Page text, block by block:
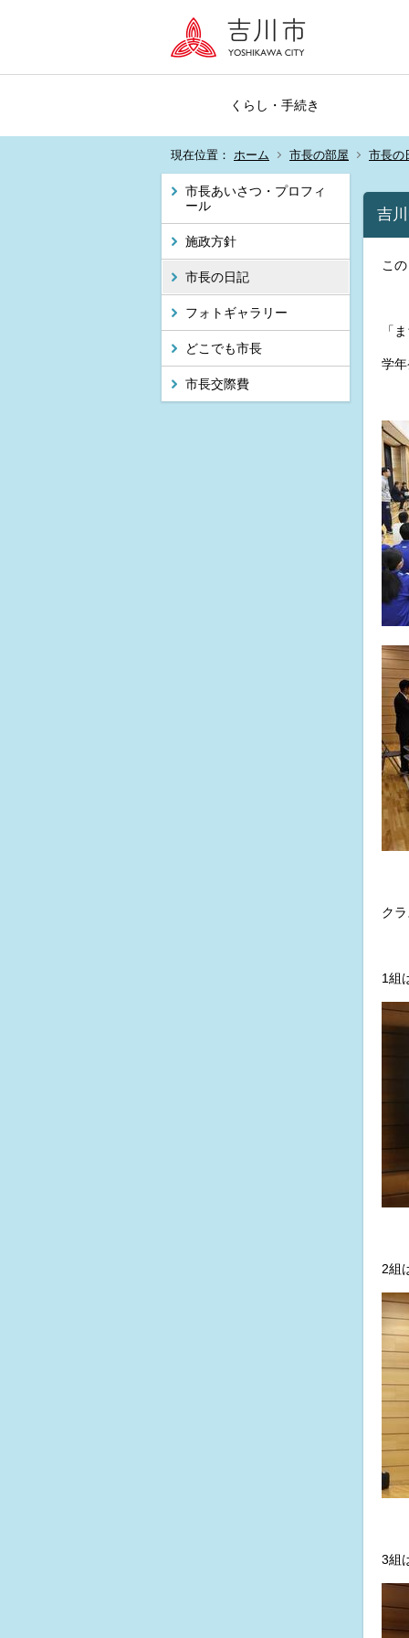
くらし・手続き
現在位置： ホーム 市長の部屋 市長の
市長あいさつ・プロフィ
ール
施政方針
市長の日記
フォトギャラリー
どこでも市長
市長交際費
吉
こ
「
学
ク
1組
2組
3組